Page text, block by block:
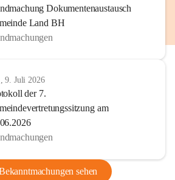
Dokumentenaustausch
Land BH
9. Juli 2026
der 7.
am
sehen